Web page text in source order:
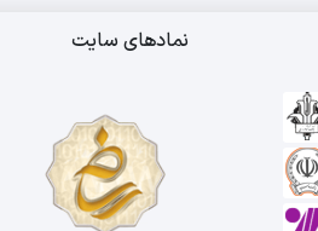
نمادهای سایت